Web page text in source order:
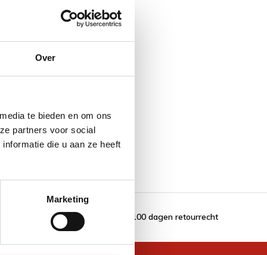
Over
te bieden en om ons
partners voor social
die u aan ze heeft
Marketing
100 dagen retourrecht